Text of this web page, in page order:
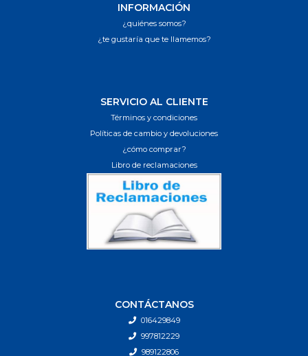
INFORMACIÓN
¿quiénes somos?
¿te gustaría que te llamemos?
SERVICIO AL CLIENTE
Términos y condiciones
Políticas de cambio y devoluciones
¿cómo comprar?
Libro de reclamaciones
CONTÁCTANOS
016429849
997812229
989122806